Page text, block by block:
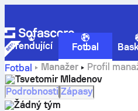
Trendující Fotbal
Fotbal
Manažer
Profil
statistiky a historie kariéry
Tsvetomir Mladenov
Podrobnosti Zápasy
Žádný tým